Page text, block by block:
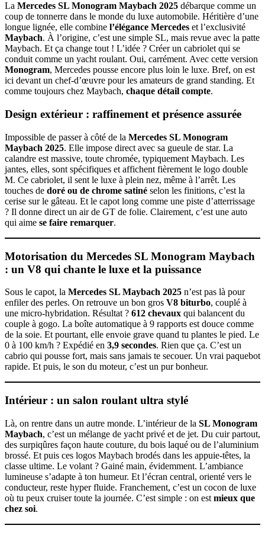
La Mercedes SL Monogram Maybach 2025 débarque comme un
coup de tonnerre dans le monde du luxe automobile. Héritière d’une
longue lignée, elle combine l’élégance Mercedes et l’exclusivité
Maybach. À l’origine, c’est une simple SL, mais revue avec la patte
Maybach. Et ça change tout ! L’idée ? Créer un cabriolet qui se
conduit comme un yacht roulant. Oui, carrément. Avec cette version
Monogram, Mercedes pousse encore plus loin le luxe. Bref, on est
ici devant un chef-d’œuvre pour les amateurs de grand standing. Et
comme toujours chez Maybach, chaque détail compte.
Design extérieur : raffinement et présence assurée
Impossible de passer à côté de la Mercedes SL Monogram
Maybach 2025. Elle impose direct avec sa gueule de star. La
calandre est massive, toute chromée, typiquement Maybach. Les
jantes, elles, sont spécifiques et affichent fièrement le logo double
M. Ce cabriolet, il sent le luxe à plein nez, même à l’arrêt. Les
touches de doré ou de chrome satiné selon les finitions, c’est la
cerise sur le gâteau. Et le capot long comme une piste d’atterrissage
? Il donne direct un air de GT de folie. Clairement, c’est une auto
qui aime se faire remarquer.
Motorisation du Mercedes SL Monogram Maybach
: un V8 qui chante le luxe et la puissance
Sous le capot, la Mercedes SL Maybach 2025 n’est pas là pour
enfiler des perles. On retrouve un bon gros V8 biturbo, couplé à
une micro-hybridation. Résultat ? 612 chevaux qui balancent du
couple à gogo. La boîte automatique à 9 rapports est douce comme
de la soie. Et pourtant, elle envoie grave quand tu plantes le pied. Le
0 à 100 km/h ? Expédié en 3,9 secondes. Rien que ça. C’est un
cabrio qui pousse fort, mais sans jamais te secouer. Un vrai paquebot
rapide. Et puis, le son du moteur, c’est un pur bonheur.
Intérieur : un salon roulant ultra stylé
Là, on rentre dans un autre monde. L’intérieur de la SL Monogram
Maybach, c’est un mélange de yacht privé et de jet. Du cuir partout,
des surpiqûres façon haute couture, du bois laqué ou de l’aluminium
brossé. Et puis ces logos Maybach brodés dans les appuie-têtes, la
classe ultime. Le volant ? Gainé main, évidemment. L’ambiance
lumineuse s’adapte à ton humeur. Et l’écran central, orienté vers le
conducteur, reste hyper fluide. Franchement, c’est un cocon de luxe
où tu peux cruiser toute la journée. C’est simple : on est mieux que
chez soi.